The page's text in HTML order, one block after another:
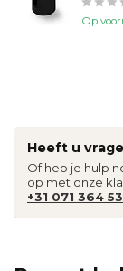
Op
Heeft u
Of heb je hulp
op met onze
+31 071 364